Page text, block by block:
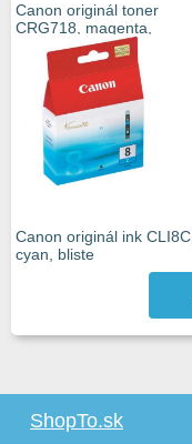
Canon originál toner
CRG718, magenta,
Canon originál ink CLI8C,
cyan, bliste
ShopTo.sk